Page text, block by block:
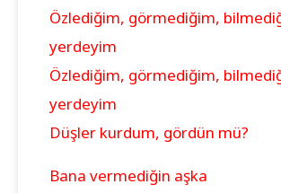
Özlediğim, görmediğim,
yerdeyim
Özlediğim, görmediğim,
yerdeyim
Düşler kurdum, gördün mü?
Bana vermediğin aşka